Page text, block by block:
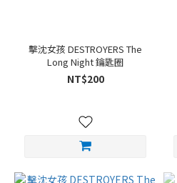
擊沈女孩 DESTROYERS The
Long Night 鑰匙圈
NT$200